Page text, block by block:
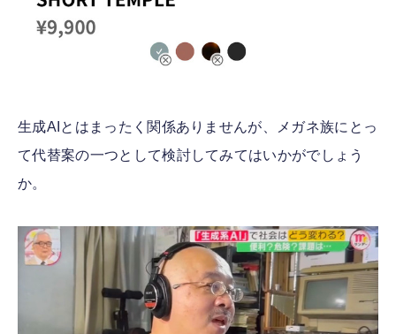
生成AIとはまったく関係ありませんが、メガネ族にとっ
て代替案の一つとして検討してみてはいかがでしょう
か。